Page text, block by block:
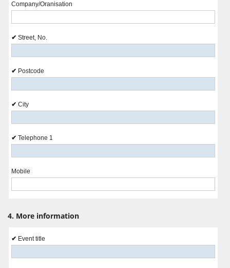
Company/Oranisation
Street, No.
Postcode
City
Telephone 1
Mobile
4. More information
Event title